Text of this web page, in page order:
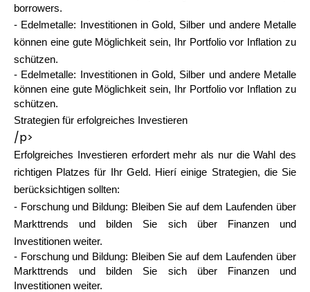
borrowers.
- Edelmetalle: Investitionen in Gold, Silber und andere Metalle
können eine gute Möglichkeit sein, Ihr Portfolio vor Inflation zu
schützen.
- Edelmetalle: Investitionen in Gold, Silber und andere Metalle
können eine gute Möglichkeit sein, Ihr Portfolio vor Inflation zu
schützen.
Strategien für erfolgreiches Investieren
/p>
Erfolgreiches Investieren erfordert mehr als nur die Wahl des
richtigen Platzes für Ihr Geld. Hierí einige Strategien, die Sie
berücksichtigen sollten:
- Forschung und Bildung: Bleiben Sie auf dem Laufenden über
Markttrends und bilden Sie sich über Finanzen und
Investitionen weiter.
- Forschung und Bildung: Bleiben Sie auf dem Laufenden über
Markttrends und bilden Sie sich über Finanzen und
Investitionen weiter.